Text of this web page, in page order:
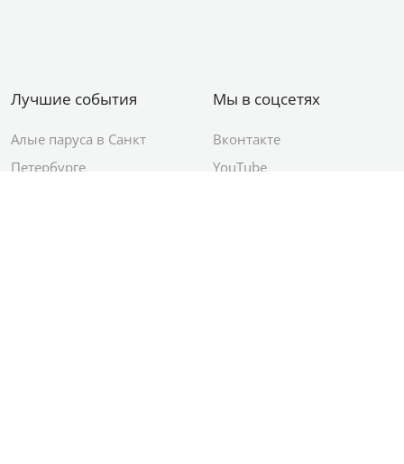
Лучшие события
Алые паруса в Санкт
Петербурге
Мы в соцсетях
Вконтакте
YouTube